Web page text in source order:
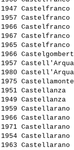
1947
1957
1966
1967
1965
1966
1957
1980
1975
1951 Castellanza
1949 Castellanza
1959
1966
1971
1954
1963